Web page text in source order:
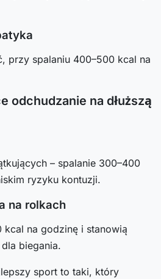
przy spalaniu 400–500 kcal na
odchudzanie na dłuższą
– spalanie 300–400
ryzyku kontuzji.
na rolkach
kcal na godzinę i stanowią
biegania.
sport to taki, który